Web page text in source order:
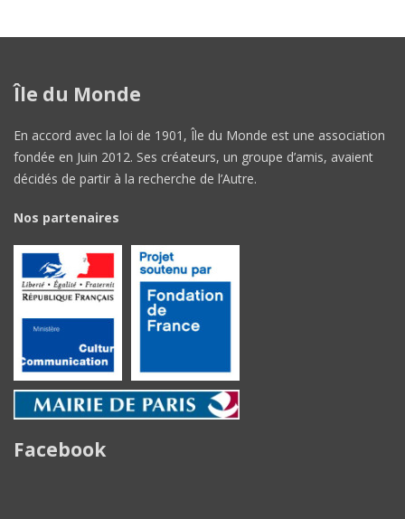
Île du Monde
En accord avec la loi de 1901, Île du Monde est une association
fondée en Juin 2012. Ses créateurs, un groupe d’amis, avaient
décidés de partir à la recherche de l’Autre.
Nos partenaires
Facebook